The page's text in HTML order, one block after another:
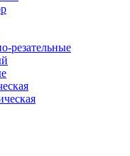
резательные